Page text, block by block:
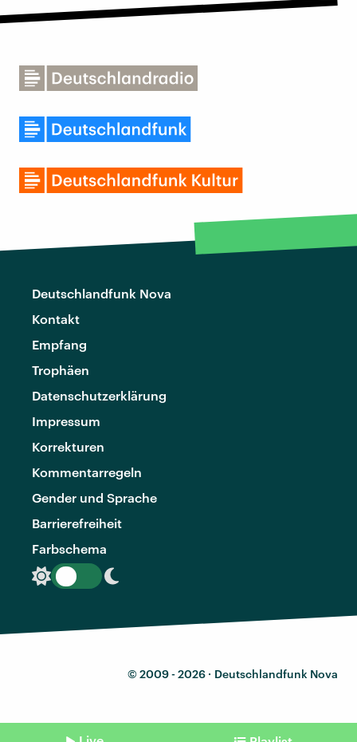
Deutschlandfunk Nova
Kontakt
Empfang
Trophäen
Datenschutzerklärung
Impressum
Korrekturen
Kommentarregeln
Gender und Sprache
Barrierefreiheit
Farbschema
© 2009 - 2026 · Deutschlandfunk Nova